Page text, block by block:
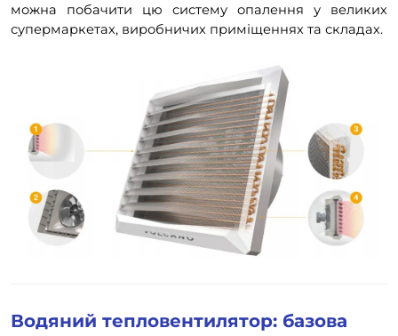
можна побачити цю систему опалення у великих
супермаркетах, виробничих приміщеннях та складах.
Водяний тепловентилятор: базова